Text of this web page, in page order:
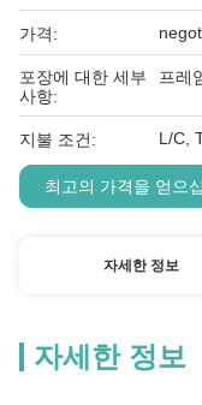
가격:
포장에 대한 세부
사항:
프레
지불 조건: L/C,
최고의 가격을 얻으
자세한 정보
자세한 정보